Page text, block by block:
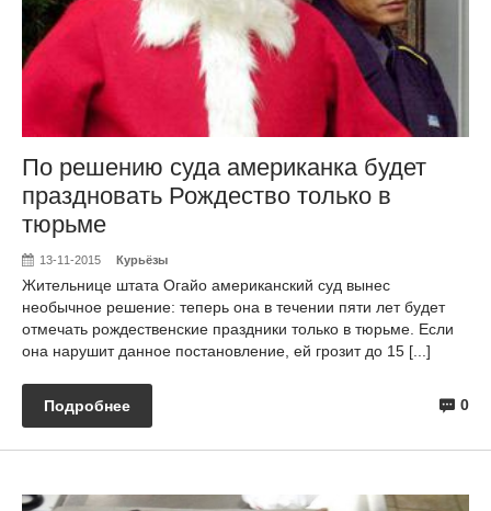
По решению суда американка будет
праздновать Рождество только в
тюрьме
13-11-2015 Курьёзы
Жительнице штата Огайо американский суд вынес
необычное решение: теперь она в течении пяти лет будет
отмечать рождественские праздники только в тюрьме. Если
она нарушит данное постановление, ей грозит до 15 [...]
0
Подробнее